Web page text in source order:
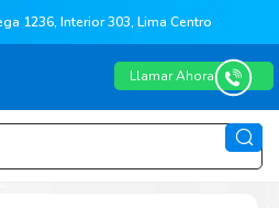
1236, Interior 303, Lima Centro
Llamar Ahora